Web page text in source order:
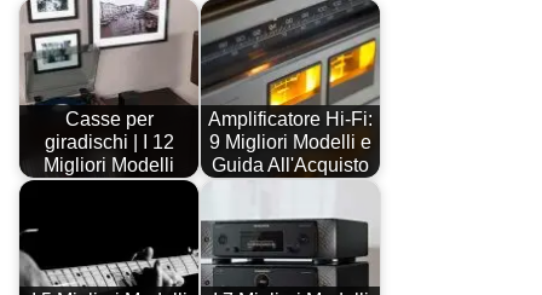
Casse per
giradischi | I 12
Migliori Modelli
Amplificatore Hi-Fi:
9 Migliori Modelli e
Guida All'Acquisto